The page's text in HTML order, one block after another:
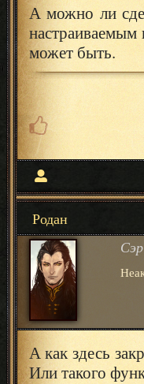
А можно ли
может быть.
Родан
А как здесь
Или такого